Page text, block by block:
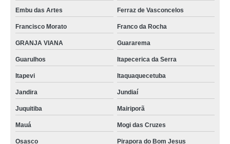
Embu das Artes Ferraz de Vasconcelos
Francisco Morato Franco da Rocha
GRANJA VIANA Guararema
Guarulhos Itapecerica da Serra
Itapevi Itaquaquecetuba
Jandira Jundiaí
Juquitiba Mairiporã
Mauá Mogi das Cruzes
Osasco Pirapora do Bom Jesus